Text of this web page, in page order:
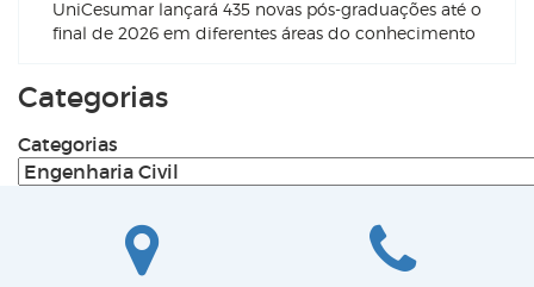
UniCesumar lançará 435 novas pós-graduações até o
final de 2026 em diferentes áreas do conhecimento
Categorias
Categorias